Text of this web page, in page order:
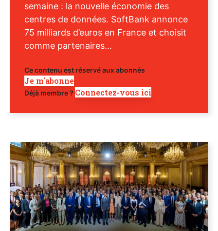
semaine : la nouvelle économie des
centres de données. SoftBank annonce
75 milliards d’euros en France et choisit
comme partenaires...
Ce contenu est réservé aux abonnés
Je m'abonne
Déjà membre ? Connectez-vous ici